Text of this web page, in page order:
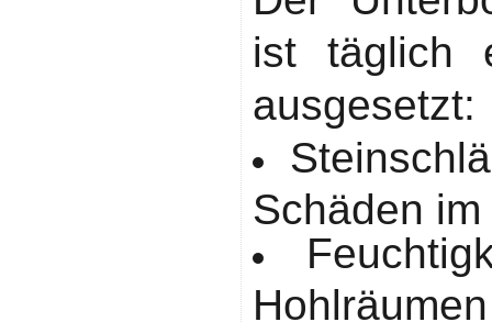
ist täglich
ausgesetzt:
Schäden
Hohlräumen